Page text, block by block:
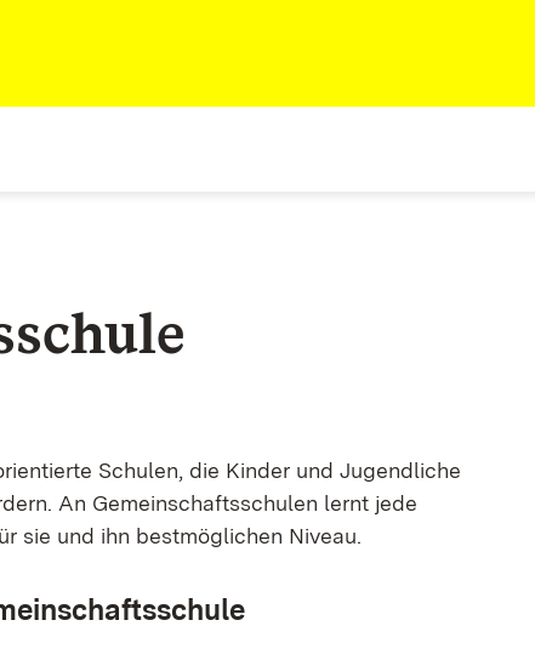
Schulen, die Kinder und Jugendliche
An Gemeinschaftsschulen lernt jede
sie und ihn bestmöglichen Niveau.